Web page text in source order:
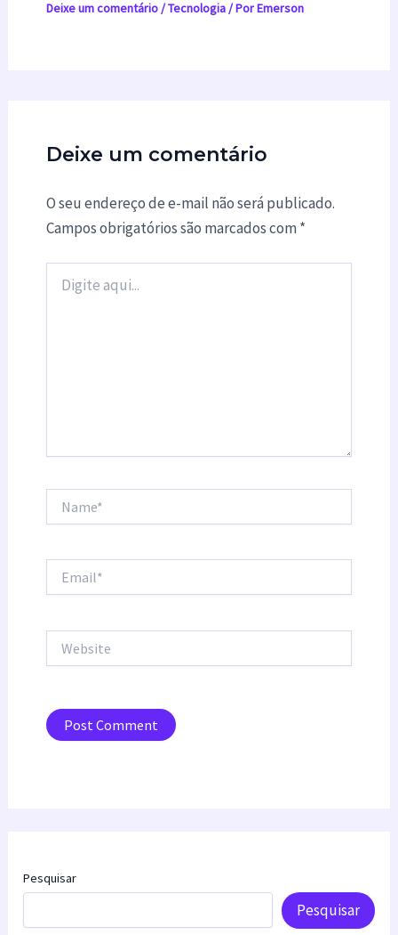
Deixe um comentário /Tecnologia/ PorEmerson
Deixe um comentário
O seu endereço de e-mail não será publicado.
Campos obrigatórios são marcados com*
aqui...
Pesquisar
Pesquisar